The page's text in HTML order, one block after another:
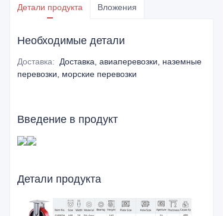
Детали продукта Вложения
Необходимые детали
Доставка:
Доставка, авиаперевозки, наземные
перевозки, морские перевозки
Введение в продукт
Детали продукта